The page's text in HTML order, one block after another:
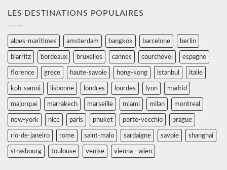
LES DESTINATIONS POPULAIRES
alpes-maritimes amsterdam bangkok barcelone berlin
biarritz bordeaux bruxelles cannes courchevel espagne
florence grece haute-savoie hong-kong istanbul italie
koh-samui lisbonne londres lourdes lyon madrid
majorque marrakech marseille miami milan montreal
new-york nice paris phuket porto-vecchio prague
rio-de-janeiro rome saint-malo sardaigne savoie shanghai
strasbourg toulouse venise vienna - wien